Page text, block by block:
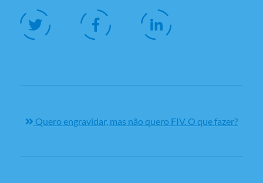
Quero engravidar, mas não quero FIV. O que fazer?